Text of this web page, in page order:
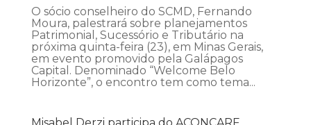
O sócio conselheiro do SCMD, Fernando
Moura, palestrará sobre planejamentos
Patrimonial, Sucessório e Tributário na
próxima quinta-feira (23), em Minas Gerais,
em evento promovido pela Galápagos
Capital. Denominado “Welcome Belo
Horizonte”, o encontro tem como tema...